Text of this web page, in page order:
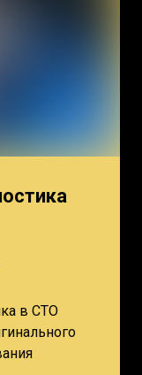
в СТО